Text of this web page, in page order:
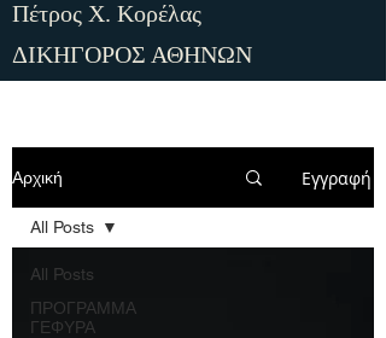
​Πέτρος Χ. Κορέλας
ΔΙΚΗΓΟΡΟΣ ΑΘΗΝΩΝ
Αρχική Εγγραφή
All Posts
ΠΡΟΓΡΑΜΜΑ
ΓΕΦΥΡΑ
All Posts